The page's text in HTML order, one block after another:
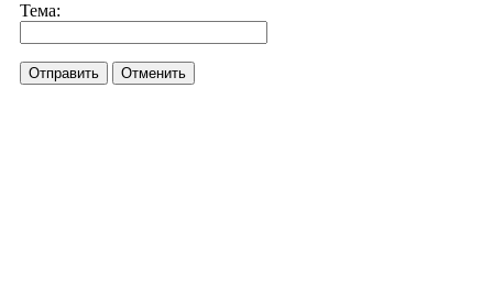
Тема:
Отправить Отменить